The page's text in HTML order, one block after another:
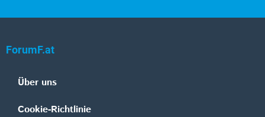
ForumF.at
Über uns
Cookie-Richtlinie